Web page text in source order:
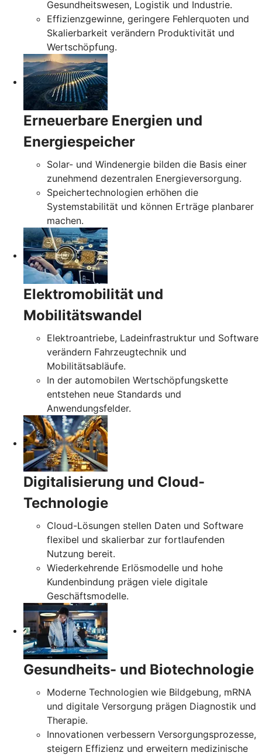
Gesundheitswesen, Logistik und Industrie.
Effizienzgewinne, geringere Fehlerquoten und
Skalierbarkeit verändern Produktivität und
Wertschöpfung.
Erneuerbare Energien und
Energiespeicher
Solar- und Windenergie bilden die Basis einer
zunehmend dezentralen Energieversorgung.
Speichertechnologien erhöhen die
Systemstabilität und können Erträge planbarer
machen.
Elektromobilität und
Mobilitätswandel
Elektroantriebe, Ladeinfrastruktur und Software
verändern Fahrzeugtechnik und
Mobilitätsabläufe.
In der automobilen Wertschöpfungskette
entstehen neue Standards und
Anwendungsfelder.
Digitalisierung und Cloud-
Technologie
Cloud-Lösungen stellen Daten und Software
flexibel und skalierbar zur fortlaufenden
Nutzung bereit.
Wiederkehrende Erlösmodelle und hohe
Kundenbindung prägen viele digitale
Geschäftsmodelle.
Gesundheits- und Biotechnologie
Moderne Technologien wie Bildgebung, mRNA
und digitale Versorgung prägen Diagnostik und
Therapie.
Innovationen verbessern Versorgungsprozesse,
steigern Effizienz und erweitern medizinische